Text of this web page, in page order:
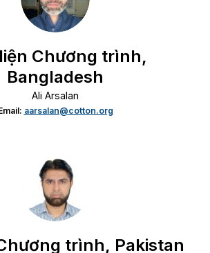
Chương trình,
Bangladesh
Ali Arsalan
aarsalan@cotton.org
trình, Pakistan